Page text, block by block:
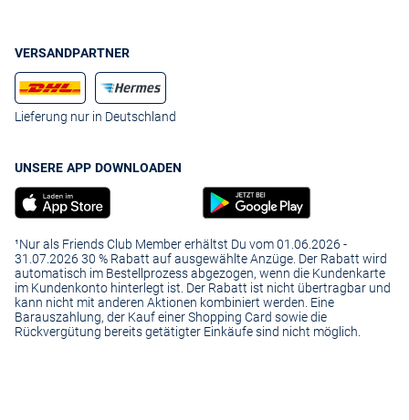
VERSANDPARTNER
Lieferung nur in Deutschland
UNSERE APP DOWNLOADEN
¹Nur als Friends Club Member erhältst Du vom 01.06.2026 -
31.07.2026 30 % Rabatt auf ausgewählte Anzüge. Der Rabatt wird
automatisch im Bestellprozess abgezogen, wenn die Kundenkarte
im Kundenkonto hinterlegt ist. Der Rabatt ist nicht übertragbar und
kann nicht mit anderen Aktionen kombiniert werden. Eine
Barauszahlung, der Kauf einer Shopping Card sowie die
Rückvergütung bereits getätigter Einkäufe sind nicht möglich.